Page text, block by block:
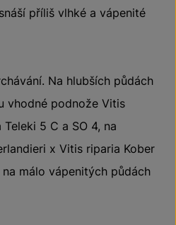
příliš vlhké a vápenité
Na hlubších půdách
vhodné podnože Vitis
5 C a SO 4, na
x Vitis riparia Kober
málo vápenitých půdách